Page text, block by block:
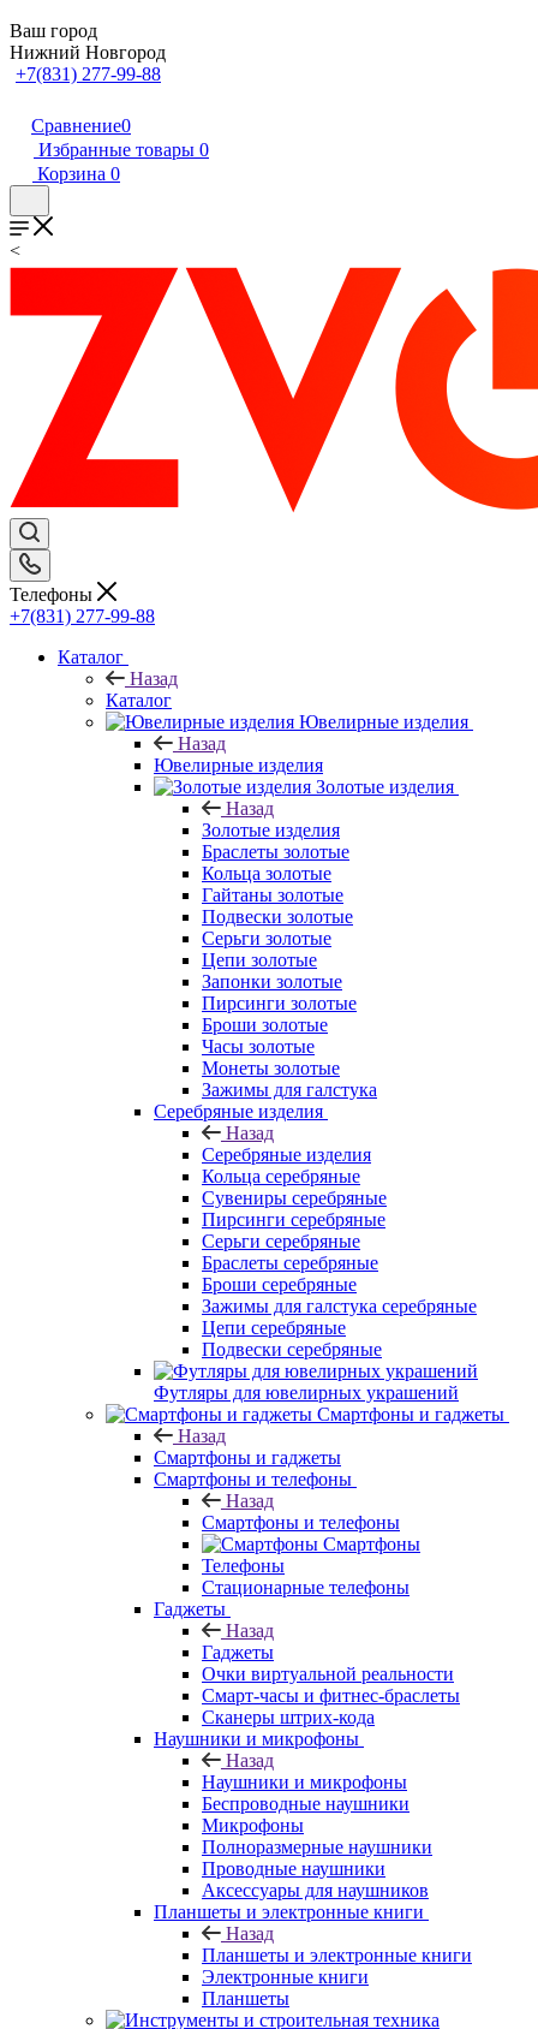
Ваш город
Нижний Новгород
+7(831) 277-99-88
Сравнение0
Избранные товары 0
Корзина 0
<
Телефоны
+7(831) 277-99-88
Каталог
Назад
Каталог
Ювелирные изделия
Назад
Ювелирные изделия
Золотые изделия
Назад
Золотые изделия
Браслеты золотые
Кольца золотые
Гайтаны золотые
Подвески золотые
Серьги золотые
Цепи золотые
Запонки золотые
Пирсинги золотые
Броши золотые
Часы золотые
Монеты золотые
Зажимы для галстука
Серебряные изделия
Назад
Серебряные изделия
Кольца серебряные
Сувениры серебряные
Пирсинги серебряные
Серьги серебряные
Браслеты серебряные
Броши серебряные
Зажимы для галстука серебряные
Цепи серебряные
Подвески серебряные
Футляры для ювелирных украшений
Смартфоны и гаджеты
Назад
Смартфоны и гаджеты
Смартфоны и телефоны
Назад
Смартфоны и телефоны
Смартфоны
Телефоны
Стационарные телефоны
Гаджеты
Назад
Гаджеты
Очки виртуальной реальности
Смарт-часы и фитнес-браслеты
Сканеры штрих-кода
Наушники и микрофоны
Назад
Наушники и микрофоны
Беспроводные наушники
Микрофоны
Полноразмерные наушники
Проводные наушники
Аксессуары для наушников
Планшеты и электронные книги
Назад
Планшеты и электронные книги
Электронные книги
Планшеты